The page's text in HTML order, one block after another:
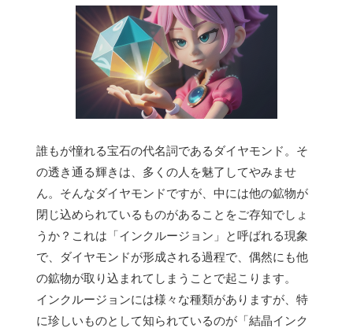
誰もが憧れる宝石の代名詞であるダイヤモンド。そ
の透き通る輝きは、多くの人を魅了してやみませ
ん。そんなダイヤモンドですが、中には他の鉱物が
閉じ込められているものがあることをご存知でしょ
うか？これは「インクルージョン」と呼ばれる現象
で、ダイヤモンドが形成される過程で、偶然にも他
の鉱物が取り込まれてしまうことで起こります。
インクルージョンには様々な種類がありますが、特
に珍しいものとして知られているのが「結晶インク